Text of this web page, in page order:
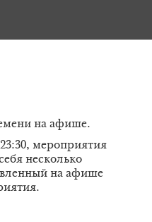
на афише.
мероприятия
несколько
на афише